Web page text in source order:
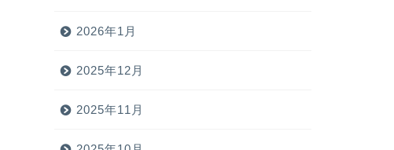
2026年1月
2025年12月
2025年11月